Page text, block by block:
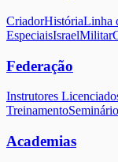
CriadorHistóriaLinha
EspeciaisIsraelMilitar
Federação
Instrutores
Treinamento
Academias